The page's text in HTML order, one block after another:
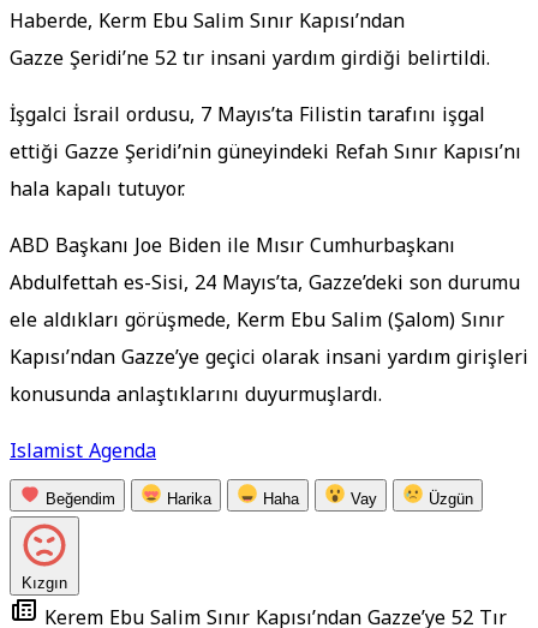
Haberde, Kerm Ebu Salim Sınır Kapısı’ndan
Gazze Şeridi’ne 52 tır insani yardım girdiği belirtildi.
İşgalci İsrail ordusu, 7 Mayıs’ta Filistin tarafını işgal
ettiği Gazze Şeridi’nin güneyindeki Refah Sınır Kapısı’nı
hala kapalı tutuyor.
ABD Başkanı Joe Biden ile Mısır Cumhurbaşkanı
Abdulfettah es-Sisi, 24 Mayıs’ta, Gazze’deki son durumu
ele aldıkları görüşmede, Kerm Ebu Salim (Şalom) Sınır
Kapısı’ndan Gazze’ye geçici olarak insani yardım girişleri
konusunda anlaştıklarını duyurmuşlardı.
Islamist Agenda
Beğendim Harika Haha Vay Üzgün
Kızgın
Kerem Ebu Salim Sınır Kapısı’ndan Gazze’ye 52 Tır